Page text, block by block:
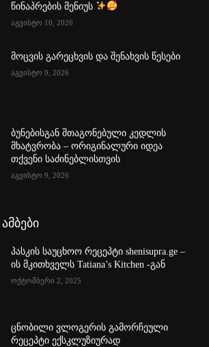
წინაპრების მენიუს
აგვისტო 10, 2026
მოცვის გარეცხვის და შენახვის წესები
აგვისტო 9, 2026
ბუნებისგან შთაგონებული კედლის
მხატვრობა – ორიგინალური იდეა
თქვენი საძინებლისთვის
აგვისტო 9, 2026
პასკის საუცხოო რეცეპტი shenisupra.ge –
ის მკითხველს Tatiana’s Kitchen -გან
ოქტომბერი 2, 2025
ცნობილი ვლოგერის გამორჩეული
რეცეპტი ექსკლუზიურად